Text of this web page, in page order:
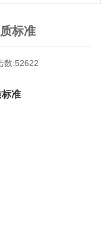
标准
数:52622
准